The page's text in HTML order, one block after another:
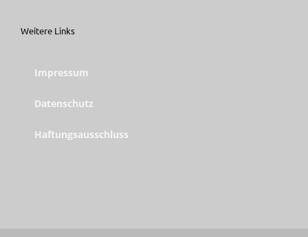
Weitere Links
Impressum
Datenschutz
Haftungsausschluss